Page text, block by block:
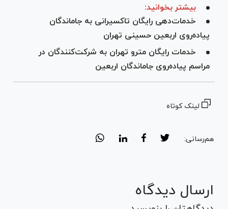
بیشتر بخوانید:
خدمات‌دهی رایگان تاکسیرانی به جاماندگان
پیاده‌روی اربعین حسینی تهران
خدمات رایگان مترو تهران به شرکت‌کنندگان در
مراسم پیاده‌روی جاماندگان اربعین
لینک کوتاه
هم‌رسانی:
ارسال دیدگاه